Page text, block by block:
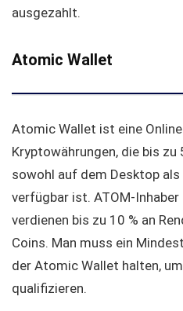
ausgezahlt.
Atomic Wallet
Atomic Wallet ist eine
Kryptowährungen, die bis
sowohl auf dem Desktop
verfügbar ist. ATOM-
verdienen bis zu 10 % an
Coins. Man muss ein
der Atomic Wallet halten,
qualifizieren.